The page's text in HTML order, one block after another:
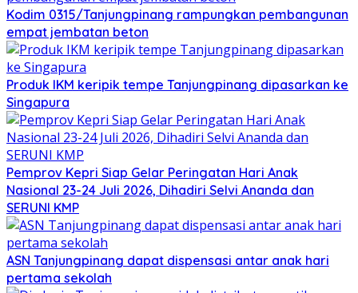
Kodim 0315/Tanjungpinang rampungkan pembangunan
empat jembatan beton
Produk IKM keripik tempe Tanjungpinang dipasarkan ke
Singapura
Pemprov Kepri Siap Gelar Peringatan Hari Anak
Nasional 23-24 Juli 2026, Dihadiri Selvi Ananda dan
SERUNI KMP
ASN Tanjungpinang dapat dispensasi antar anak hari
pertama sekolah